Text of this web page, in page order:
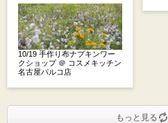
10/19 手作り布ナプキンワー
クショップ ＠ コスメキッチン
名古屋パルコ店
もっと見る